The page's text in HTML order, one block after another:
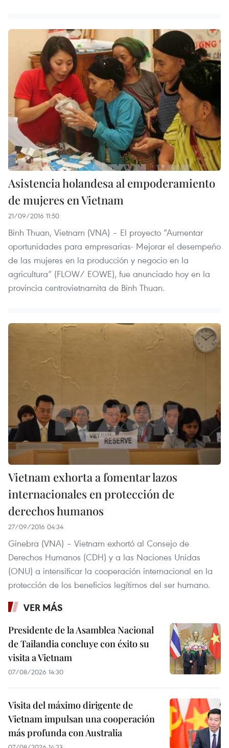
Asistencia holandesa al empoderamiento
de mujeres en Vietnam
21/09/2016 11:50
Binh Thuan, Vietnam​ (VNA) – El proyecto “Aumentar
oportunidades para empresarias- Mejorar el desempeño
de las mujeres en la producción y negocio en la
agricultura” (FLOW/ EOWE), fue anunciado hoy en la
provincia centrovietnamita de Binh Thuan.
Vietnam exhorta a fomentar lazos
internacionales en protección de
derechos humanos
27/09/2016 04:34
Ginebra​ (VNA) – Vietnam exhortó al Consejo de
Derechos Humanos (CDH) y a las Naciones Unidas
(ONU) a intensificar la cooperación internacional en la
protección de los beneficios legítimos del ser humano.
VER MÁS
Presidente de la Asamblea Nacional
de Tailandia concluye con éxito su
visita a Vietnam
07/08/2026 14:30
Visita del máximo dirigente de
Vietnam impulsan una cooperación
más profunda con Australia